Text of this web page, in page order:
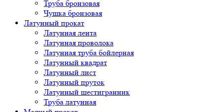
Труба бронзовая
Чушка бронзовая
Латунный прокат
Латунная лента
Латунная проволока
Латунная труба бойлерная
Латунный квадрат
Латунный лист
Латунный пруток
Латунный шестигранник
Труба латунная